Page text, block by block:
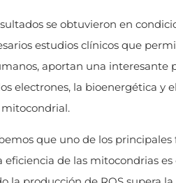
se obtuvieron en
estudios clínicos que
aportan una interesante
electrones, la bioenergética y
que uno de los principales
de las mitocondrias es